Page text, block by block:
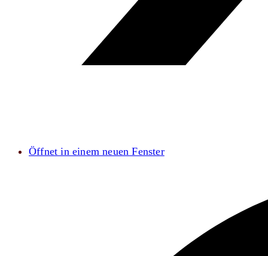
Öffnet in einem neuen Fenster